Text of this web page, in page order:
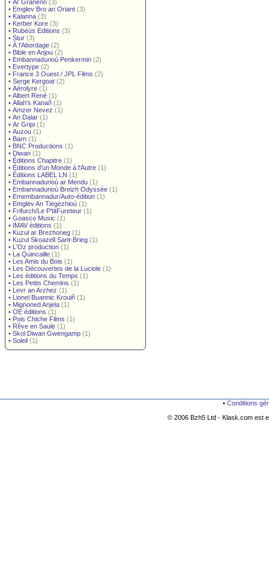
• Ar Granenn (3)
• Emglev Bro an Oriant (3)
• Kalanna (3)
• Kerber Kore (3)
• Rubéüs Editions (3)
• Stur (3)
• À l'Abordage (2)
• Bible en Anjou (2)
• Embannadurioù Penkermin (2)
• Evertype (2)
• France 3 Ouest / JPL Films (2)
• Serge Kergoat (2)
• Aérolyre (1)
• Albert René (1)
• Allah's Kanañ (1)
• Amzer Nevez (1)
• An Dalar (1)
• Ar Gripi (1)
• Auzou (1)
• Barn (1)
• BNC Productions (1)
• Diwan (1)
• Éditions Chapitre (1)
• Éditions d'un Monde à l'Autre (1)
• Éditions LABEL LN (1)
• Embannadurioù ar Mendu (1)
• Embannadurioù Breizh Odyssée (1)
• Emembannadur/Auto-édition (1)
• Emglev An Tiegezhioù (1)
• Frifurch/Le P'titFureteur (1)
• Goasco Music (1)
• IMAV éditions (1)
• Kuzul ar Brezhoneg (1)
• Kuzul Skoazell Sant-Brieg (1)
• L'Oz production (1)
• La Quincaille (1)
• Les Amis du Bois (1)
• Les Découvertes de la Luciole (1)
• Les éditions du Temps (1)
• Les Petits Chemins (1)
• Levr an Arzhez (1)
• Lionel Buannic Krouiñ (1)
• Mignoned Anjela (1)
• OE éditions (1)
• Pois Chiche Films (1)
• Rêve en Saule (1)
• Skol Diwan Gwengamp (1)
• Soleil (1)
• Conditions
© 2006 Bzh5 Ltd - Klask.com est